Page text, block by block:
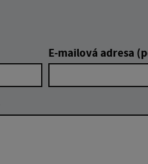
E-mailová adresa